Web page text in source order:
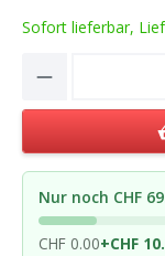
Sofort lieferbar,
Product
Nur noch CHF
CHF 0.00+CHF